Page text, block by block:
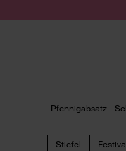
Pfennigabsatz -
Stiefel